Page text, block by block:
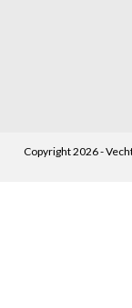
Copyright 2026 -